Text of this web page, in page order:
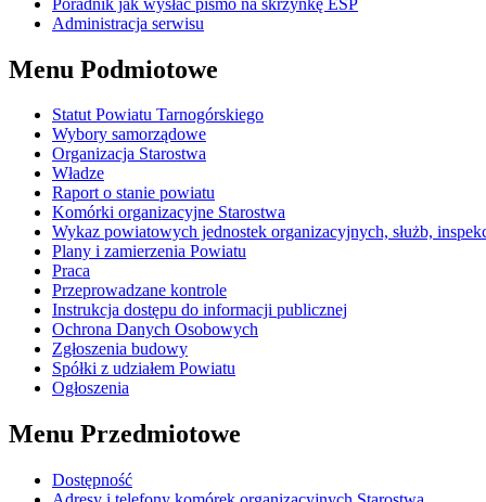
Administracja serwisu
Menu Podmiotowe
Statut Powiatu Tarnogórskiego
Wybory samorządowe
Organizacja Starostwa
Władze
Raport o stanie powiatu
Komórki organizacyjne Starostwa
Wykaz powiatowych jednostek organizacyjnych, służb,
Plany i zamierzenia Powiatu
Praca
Przeprowadzane kontrole
Instrukcja dostępu do informacji publicznej
Ochrona Danych Osobowych
Zgłoszenia budowy
Spółki z udziałem Powiatu
Ogłoszenia
Menu Przedmiotowe
Dostępność